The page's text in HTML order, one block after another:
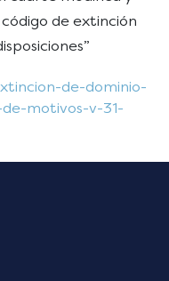
de extinción
de-dominio-
motivos-v-31-